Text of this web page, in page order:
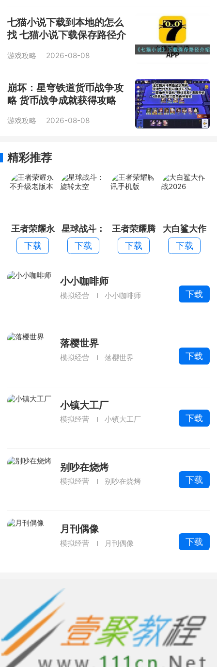
七猫小说下载到本地的怎么
找 七猫小说下载保存路径介
游戏攻略 2026-08-08
崩坏：星穹铁道货币战争攻
略 货币战争成就获得攻略
游戏攻略 2026-08-08
精彩推荐
王者荣耀永
不升级老版
本
下载
星球战斗：
旋转太空
下载
王者荣耀腾
讯手机版
下载
大白鲨大作
战2026
下载
小小咖啡师
模拟经营 小小咖啡师 下载
落樱世界
模拟经营 落樱世界 下载
小镇大工厂
模拟经营 小镇大工厂 下载
别吵在烧烤
模拟经营 别吵在烧烤 下载
月刊偶像
模拟经营 月刊偶像 下载